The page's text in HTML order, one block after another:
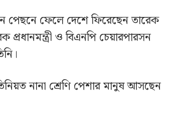
পেছনে ফেলে দেশে ফিরেছেন তারেক
ও বিএনপি চেয়ারপারসন
নানা শ্রেণি পেশার মানুষ আসছেন